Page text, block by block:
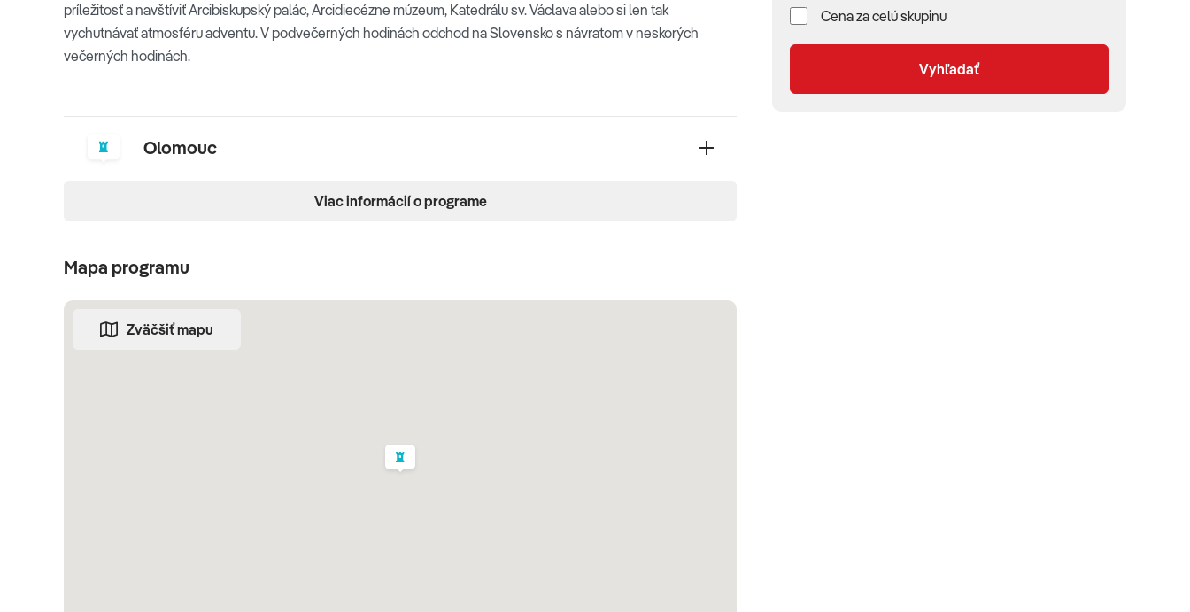
Cena za celú skupinu
Vyhľadať
príležitosť a navštíviť Arcibiskupský palác, Arcidiecézne múzeum, Katedrálu sv. Václava alebo si len tak
vychutnávať atmosféru adventu. V podvečerných hodinách odchod na Slovensko s návratom v neskorých
večerných hodinách.
Olomouc
Viac informácií o programe
Mapa programu
Zväčšiť mapu